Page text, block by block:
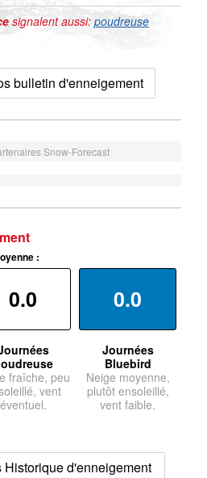
signalent aussi: poudreuse
bulletin d'enneigement
Snow-Forecast
:
0.0
fraîche, peu
vent
éventuel.
0.0
Journées
Bluebird
Neige moyenne,
plutôt ensoleillé,
vent faible.
Historique d'enneigement